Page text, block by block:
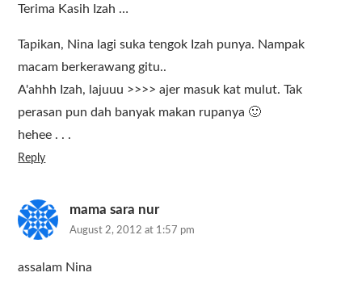
Terima Kasih Izah …
Tapikan, Nina lagi suka tengok Izah punya. Nampak
macam berkerawang gitu..
A'ahhh Izah, lajuuu >>>> ajer masuk kat mulut. Tak
perasan pun dah banyak makan rupanya 🙂
hehee . . .
Reply
mama sara nur
August 2, 2012 at 1:57 pm
assalam Nina